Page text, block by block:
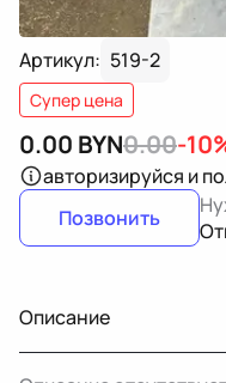
Артикул: 519-2
Супер цена
0.00 BYN0.00-
авторизируйся и
Позвонить
Описание